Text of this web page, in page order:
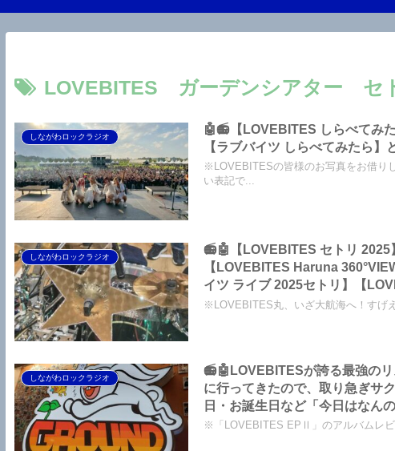
LOVEBITES ガーデンシアター セ
しながわロックラジオ
🤖📻【LOVEBITES しらべてみ
【ラブバイツ しらべてみたら
※LOVEBITESの皆様のお写真をお借り
い表記で...
しながわロックラジオ
📻🤖【LOVEBITES セトリ 2025
【LOVEBITES Haruna
イツ ライブ 2025セトリ】【
Deutschland】……ドイツのみな
※LOVEBITES丸、いざ大航海へ！すげ
しながわロックラジオ
📻🤖LOVEBITESが誇る最強の
に行ってきたので、取り急ぎサ
日・お誕生日など「今日はなん
ジオ
※「LOVEBITES EPⅡ」のアルバムレ